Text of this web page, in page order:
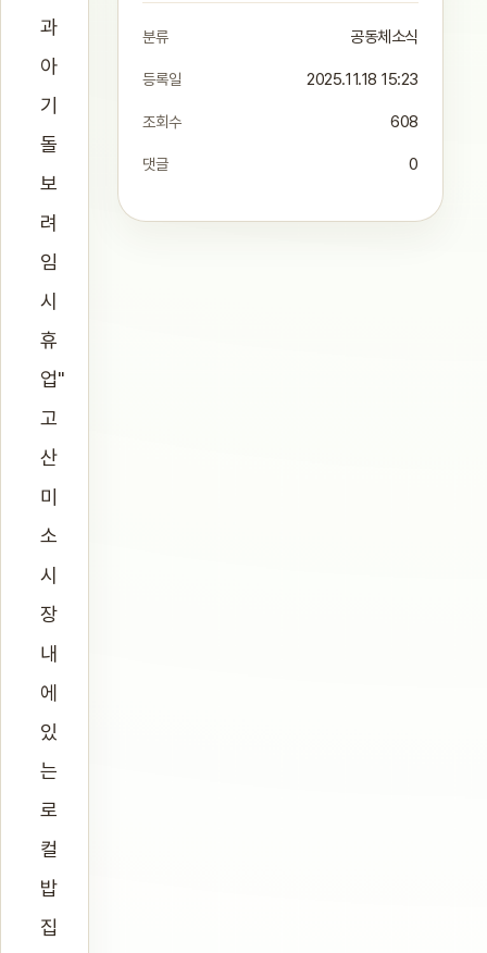
과
아
기
돌
보
려
임
시
휴
업"
고
산
미
소
시
장
내
에
있
는
로
컬
밥
집
분류 공동체소식
등록일 2025.11.18 15:23
조회수 608
댓글 0